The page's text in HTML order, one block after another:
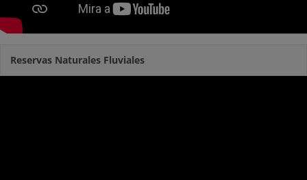
Reservas Naturales Fluviales